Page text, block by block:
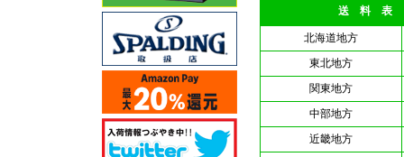
送 料 表
北海道地方
東北地方
関東地方
中部地方
近畿地方